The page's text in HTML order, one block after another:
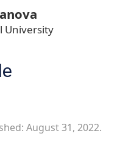
University
August 31, 2022.